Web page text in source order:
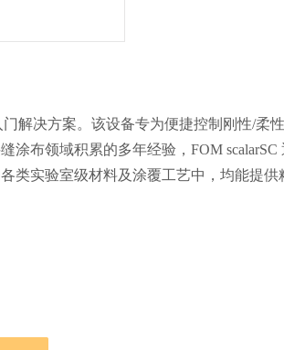
解决方案。该设备专为便捷控制刚性/柔
布领域积累的多年经验，FOM scalarSC
类实验室级材料及涂覆工艺中，均能提供